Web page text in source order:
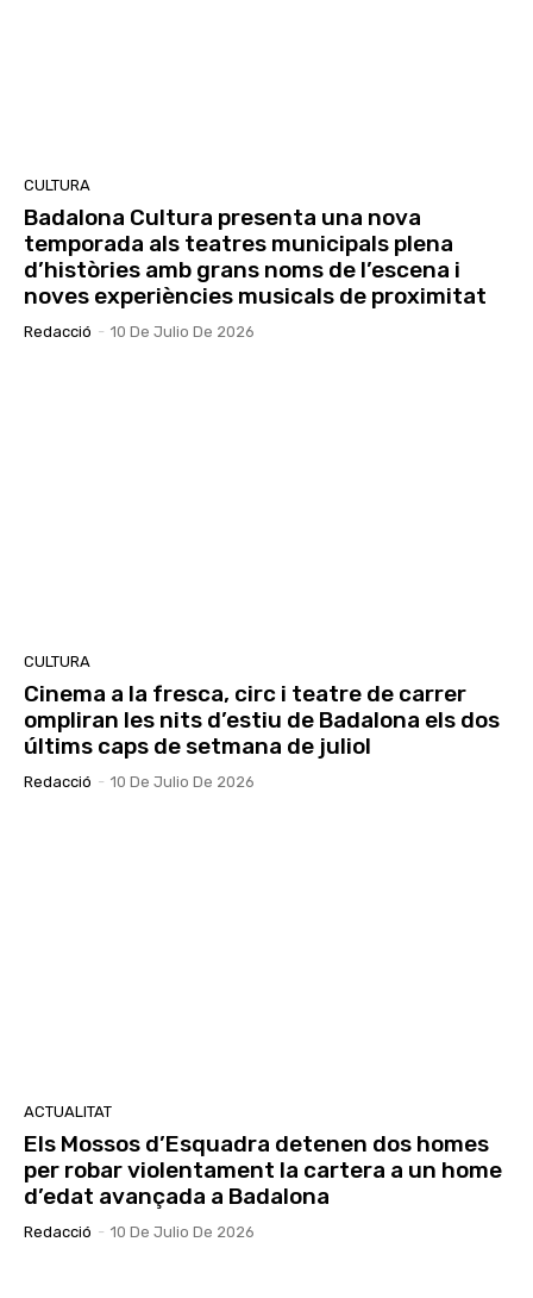
CULTURA
Badalona Cultura presenta una nova
temporada als teatres municipals plena
d’històries amb grans noms de l’escena i
noves experiències musicals de proximitat
Redacció - 10 De Julio De 2026
CULTURA
Cinema a la fresca, circ i teatre de carrer
ompliran les nits d’estiu de Badalona els dos
últims caps de setmana de juliol
Redacció - 10 De Julio De 2026
ACTUALITAT
Els Mossos d’Esquadra detenen dos homes
per robar violentament la cartera a un home
d’edat avançada a Badalona
Redacció - 10 De Julio De 2026